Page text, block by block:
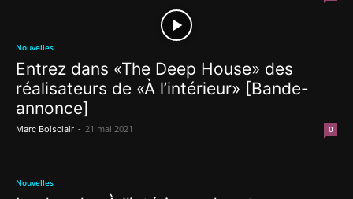
Nouvelles
Entrez dans «The Deep House» des
réalisateurs de «À l’intérieur» [Bande-
annonce]
Marc Boisclair - 21 mai 2021 0
Nouvelles